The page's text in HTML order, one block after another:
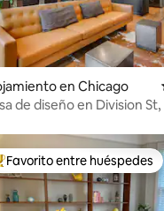
4.93 de 5, 107
en Chicago
de diseño en Division
entre huéspedes
Favorito entre huéspedes